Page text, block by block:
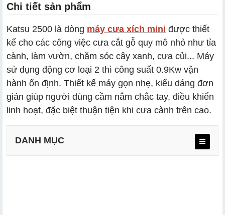
Chi tiết sản phẩm
Katsu 2500 là dòng máy cưa xích mini được thiết
kế cho các công việc cưa cắt gỗ quy mô nhỏ như tỉa
cành, làm vườn, chăm sóc cây xanh, cưa củi... Máy
sử dụng động cơ loại 2 thì công suất 0.9Kw vận
hành ổn định. Thiết kế máy gọn nhẹ, kiểu dáng đơn
giản giúp người dùng cầm nắm chắc tay, điều khiển
linh hoạt, đặc biệt thuận tiện khi cưa cành trên cao.
DANH MỤC